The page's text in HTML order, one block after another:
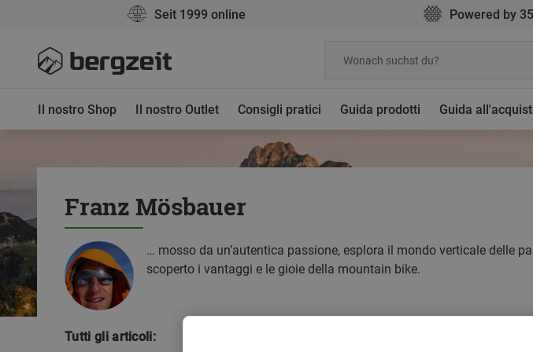
Seit 1999 online Powered by
Il nostro Shop Il nostro Outlet Consigli pratici Guida prodotti Guida
Franz Mösbauer
… mosso da un’autentica passione, esplora il mondo verticale delle
scoperto i vantaggi e le gioie della mountain bike.
Tutti gli articoli: